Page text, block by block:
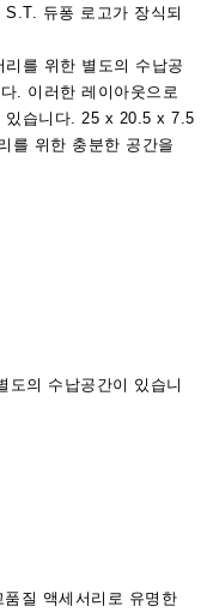
듀퐁 로고가 장식되
를 위한 별도의 수납공
. 이러한 레이아웃으로
있습니다. 25 x 20.5 x 7.5
를 위한 충분한 공간을
도의 수납공간이 있습니
질 액세서리로 유명한